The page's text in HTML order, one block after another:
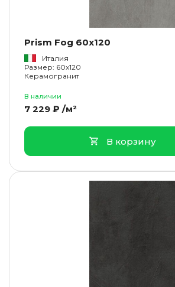
Prism Fog 60x120
Италия
Размер: 60x120
Керамогранит
В наличии
7 229 ₽ /м²
В корзину